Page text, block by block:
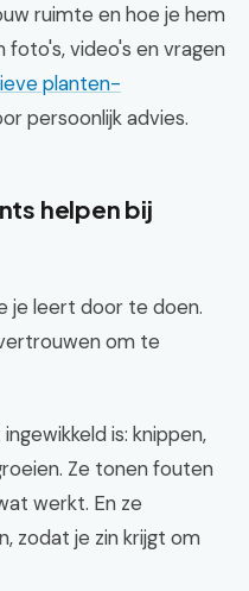
ruimte en hoe je hem
foto's, video's en vragen
planten-
persoonlijk advies.
helpen bij
je leert door te doen.
om te
is: knippen,
Ze tonen fouten
werkt. En ze
zodat je zin krijgt om